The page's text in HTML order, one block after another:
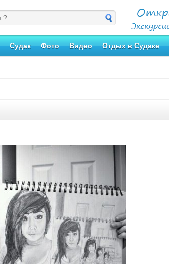
Судак Фото Видео Отдых в Судаке